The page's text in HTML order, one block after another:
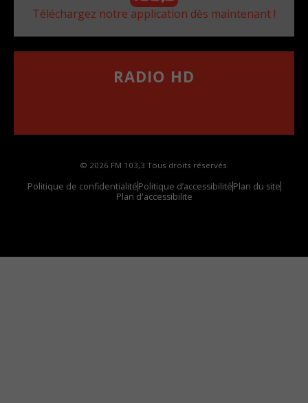
Téléchargez notre application dès maintenant !
RADIO HD
© 2026 FM 103,3 Tous droits réservés.
Politique de confidentialitéPolitique d’accessibilitéPlan du site
Plan d'accessibilite